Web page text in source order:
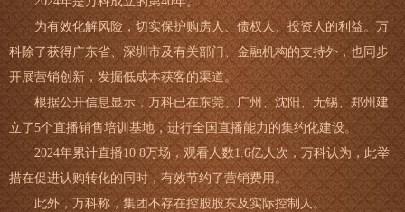
为有效化解风险，切实保护购房人、债权人、投资人的利益。万
科除了获得广东省、深圳市及有关部门、金融机构的支持外，也同步
开展营销创新，发掘低成本获客的渠道。
根据公开信息显示，万科已在东莞、广州、沈阳、无锡、郑州建
立了5个直播销售培训基地，进行全国直播能力的集约化建设。
2024年累计直播10.8万场，观看人数1.6亿人次，万科认为，此举
措在促进认购转化的同时，有效节约了营销费用。
此外，万科称，集团不存在控股股东及实际控制人。